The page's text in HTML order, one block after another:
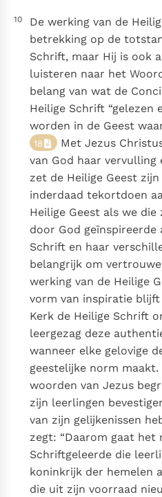
10
De werking van de
betrekking op de
Schrift, maar Hij is ook
luisteren naar het
belang van wat de
Heilige Schrift
worden in de Geest
18
Met Jezus
van God haar
zet de Heilige Geest
inderdaad tekortdoen
Heilige Geest als we
door God geïnspireerde
Schrift en haar
belangrijk om
werking van de Heilige
vorm van inspiratie
Kerk de Heilige Schrift
leergezag deze
wanneer elke gelovige
geestelijke norm
woorden van Jezus
zijn leerlingen
van zijn gelijkenissen
zegt: “Daarom gaat het
Schriftgeleerde die
koninkrijk der hemelen
die uit zijn voorraad